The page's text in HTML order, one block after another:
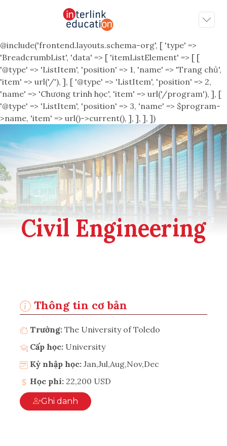
@include('frontend.layouts.schema-org', [ 'type' =>
'BreadcrumbList', 'data' => [ 'itemListElement' => [ [
'@type' => 'ListItem', 'position' => 1, 'name' => 'Trang chủ',
'item' => url('/'), ], [ '@type' => 'ListItem', 'position' => 2,
'name' => 'Chương trình học', 'item' => url('/program'), ], [
'@type' => 'ListItem', 'position' => 3, 'name' => $program-
>name, 'item' => url()->current(), ], ], ], ])
Civil Engineering
Thông tin cơ bản
Trường: The University of Toledo
Cấp học: University
Kỳ nhập học: Jan,Jul,Aug,Nov,Dec
Học phí: 22,200 USD
Ghi danh